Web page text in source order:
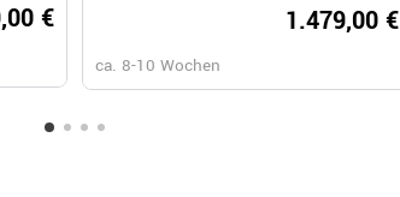
€ 1.479,00 €
ca. 8-10 Wochen